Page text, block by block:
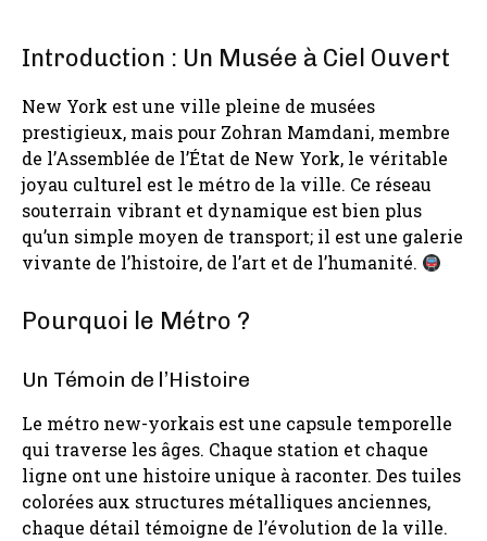
Introduction : Un Musée à Ciel Ouvert
New York est une ville pleine de musées
prestigieux, mais pour Zohran Mamdani, membre
de l’Assemblée de l’État de New York, le véritable
joyau culturel est le métro de la ville. Ce réseau
souterrain vibrant et dynamique est bien plus
qu’un simple moyen de transport; il est une galerie
vivante de l’histoire, de l’art et de l’humanité.
Pourquoi le Métro ?
Un Témoin de l’Histoire
Le métro new-yorkais est une capsule temporelle
qui traverse les âges. Chaque station et chaque
ligne ont une histoire unique à raconter. Des tuiles
colorées aux structures métalliques anciennes,
chaque détail témoigne de l’évolution de la ville.